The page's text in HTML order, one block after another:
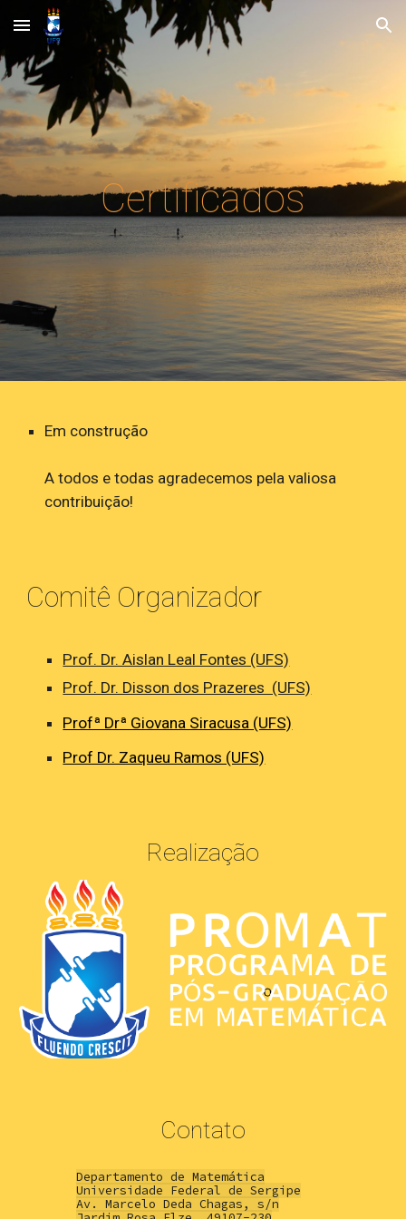
Skip to main content Skip to navigation
Certificados
Em construção
A todos e todas agradecemos pela valiosa
contribuição!
Comitê Organizador
Prof. Dr. Aislan Leal Fontes (UFS)
Prof. Dr. Disson dos Prazeres (UFS)
Profª Drª Giovana Siracusa (UFS)
Prof Dr. Zaqueu Ramos (UFS)
Realização
Contato
Departamento de Matemática
Universidade Federal de Sergipe
Av. Marcelo Deda Chagas, s/n